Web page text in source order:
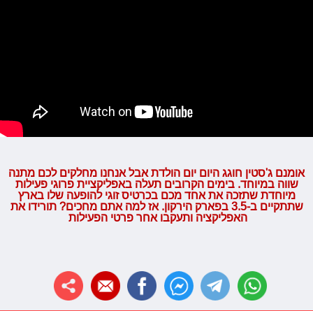
אומנם ג'סטין חוגג היום יום הולדת אבל אנחנו מחלקים לכם מתנה
שווה במיוחד. בימים הקרובים תעלה באפליקציית פרוגי פעילות
מיוחדת שתזכה את אחד מכם בכרטיס זוגי להופעה שלו בארץ
שתתקיים ב-3.5 בפארק הירקון. אז למה אתם מחכים? תורידו את
האפליקציה ותעקבו אחר פרטי הפעילות